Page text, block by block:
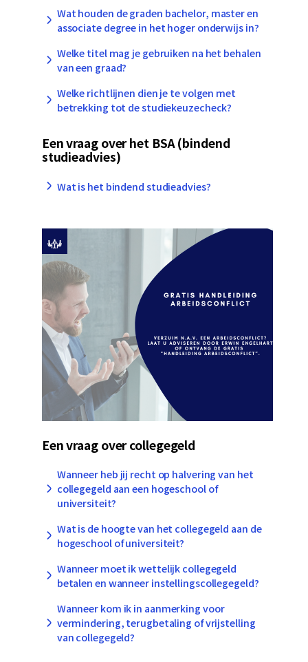
Wat houden de graden bachelor, master en
associate degree in het hoger onderwijs in?
Welke titel mag je gebruiken na het behalen
van een graad?
Welke richtlijnen dien je te volgen met
betrekking tot de studiekeuzecheck?
Een vraag over het BSA (bindend
studieadvies)
Wat is het bindend studieadvies?
Een vraag over collegegeld
Wanneer heb jij recht op halvering van het
collegegeld aan een hogeschool of
universiteit?
Wat is de hoogte van het collegegeld aan de
hogeschool of universiteit?
Wanneer moet ik wettelijk collegegeld
betalen en wanneer instellingscollegegeld?
Wanneer kom ik in aanmerking voor
vermindering, terugbetaling of vrijstelling
van collegegeld?